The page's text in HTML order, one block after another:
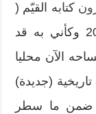
كتابه القيّم (
) في العام 2011 وكأني به قد
الآن محليا
تاريخية (جديدة)
ضمن ما سطر